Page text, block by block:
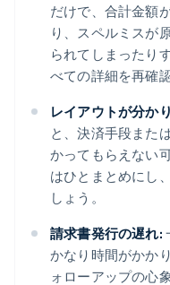
だけで、合計金額
り、スペルミスが
られてしまったり
べての詳細を再確
レイアウトが分か
と、決済手段また
かってもらえない
はひとまとめにし
しょう。
請求書発行の遅れ:
かなり時間がかか
ォローアップの心